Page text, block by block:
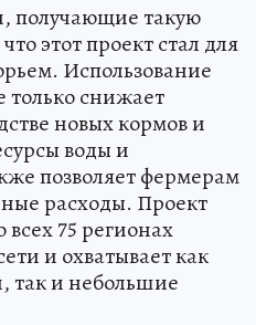
получающие такую
этот проект стал для
Использование
только снижает
новых кормов и
воды и
позволяет фермерам
расходы. Проект
всех 75 регионах
и охватывает как
так и небольшие